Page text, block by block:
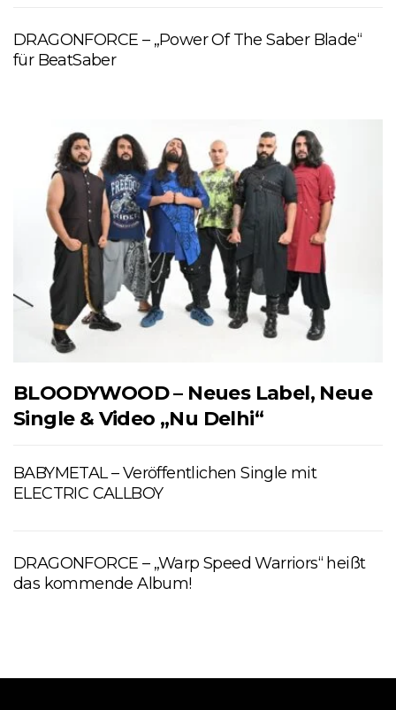
DRAGONFORCE – „Power Of The Saber Blade“
für BeatSaber
BLOODYWOOD – Neues Label, Neue
Single & Video „Nu Delhi“
BABYMETAL – Veröffentlichen Single mit
ELECTRIC CALLBOY
DRAGONFORCE – „Warp Speed Warriors“ heißt
das kommende Album!